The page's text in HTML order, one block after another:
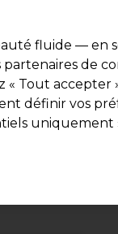
de salon Beauté
fluide — en
de
Tout accepter
définir vos
uniquement